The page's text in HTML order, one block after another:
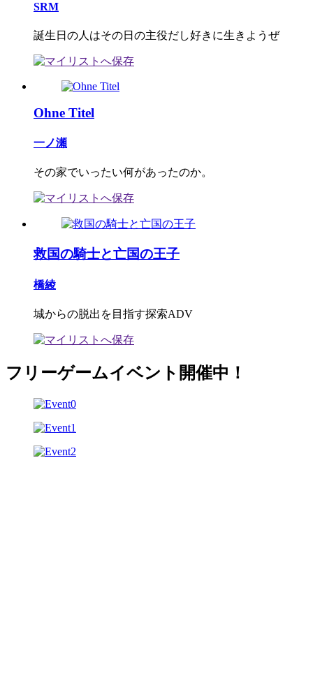
SRM
誕生日の人はその日の主役だし好きに生きようぜ
Ohne Titel
一ノ瀬
その家でいったい何があったのか。
救国の騎士と亡国の王子
橋綾
城からの脱出を目指す探索ADV
フリーゲームイベント開催中！